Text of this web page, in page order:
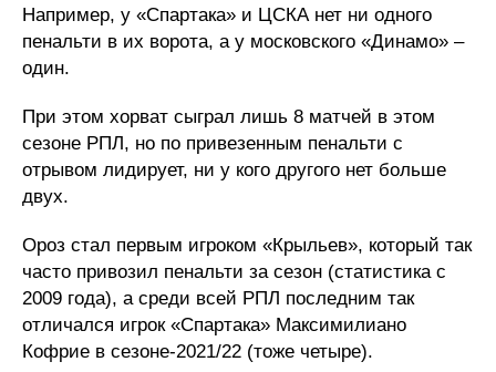
Например, у «Спартака» и ЦСКА нет ни одного
пенальти в их ворота, а у московского «Динамо» –
один.
При этом хорват сыграл лишь 8 матчей в этом
сезоне РПЛ, но по привезенным пенальти с
отрывом лидирует, ни у кого другого нет больше
двух.
Ороз стал первым игроком «Крыльев», который так
часто привозил пенальти за сезон (статистика с
2009 года), а среди всей РПЛ последним так
отличался игрок «Спартака» Максимилиано
Кофрие в сезоне-2021/22 (тоже четыре).